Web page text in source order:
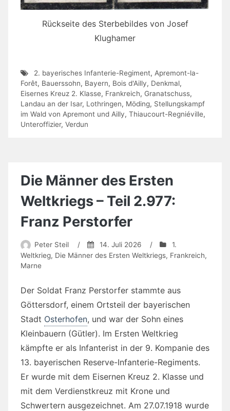
Rückseite des Sterbebildes von Josef
Klughamer
2. bayerisches Infanterie-Regiment, Apremont-la-
Forêt, Bauerssohn, Bayern, Bois d'Ailly, Denkmal,
Eisernes Kreuz 2. Klasse, Frankreich, Granatschuss,
Landau an der Isar, Lothringen, Möding, Stellungskampf
im Wald von Apremont und Ailly, Thiaucourt-Regniéville,
Unteroffizier, Verdun
Die Männer des Ersten
Weltkriegs – Teil 2.977:
Franz Perstorfer
Peter Steil / 14. Juli 2026 /
1.
Weltkrieg, Die Männer des Ersten Weltkriegs, Frankreich,
Marne
Der Soldat Franz Perstorfer stammte aus
Göttersdorf, einem Ortsteil der bayerischen
Stadt Osterhofen, und war der Sohn eines
Kleinbauern (Gütler). Im Ersten Weltkrieg
kämpfte er als Infanterist in der 9. Kompanie des
13. bayerischen Reserve-Infanterie-Regiments.
Er wurde mit dem Eisernen Kreuz 2. Klasse und
mit dem Verdienstkreuz mit Krone und
Schwertern ausgezeichnet. Am 27.07.1918 wurde